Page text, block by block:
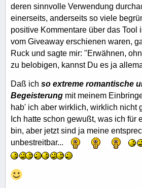
deren sinnvolle Verwendung
einerseits, anderseits so viele
positive Kommentare über das Tool
vom Giveaway erschienen waren,
Ruck und sagte mir: "Erwähnen,
zu belobigen, kannst Du es ja
Daß ich so extreme romantische
Begeisterung mit meinem
hab' ich aber wirklich, wirklich nicht
Ich hatte schon gewußt, was ich für
bin, aber jetzt sind ja meine
unbestreitbar...